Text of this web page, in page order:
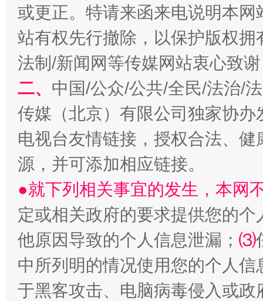
阿坝州三大球赛在茂县开幕 规模
国家大学科技园优化重塑工作
或更正。特请来函来电说明本
站有权先行撤除，以保护版权
法制/新闻网等传媒网站衷心致
二、 中国/公众/公共/全民/法治/
传媒（北京）有限公司独家协
电视台友情链接，授权合法、
源，并可添加相应链接。
●就下列相关事宜的发生，本网
定或相关政府的要求提供您的个
他原因导致的个人信息泄漏； ⑶
中所列明的情况使用您的个人
于黑客攻击、电脑病毒侵入或